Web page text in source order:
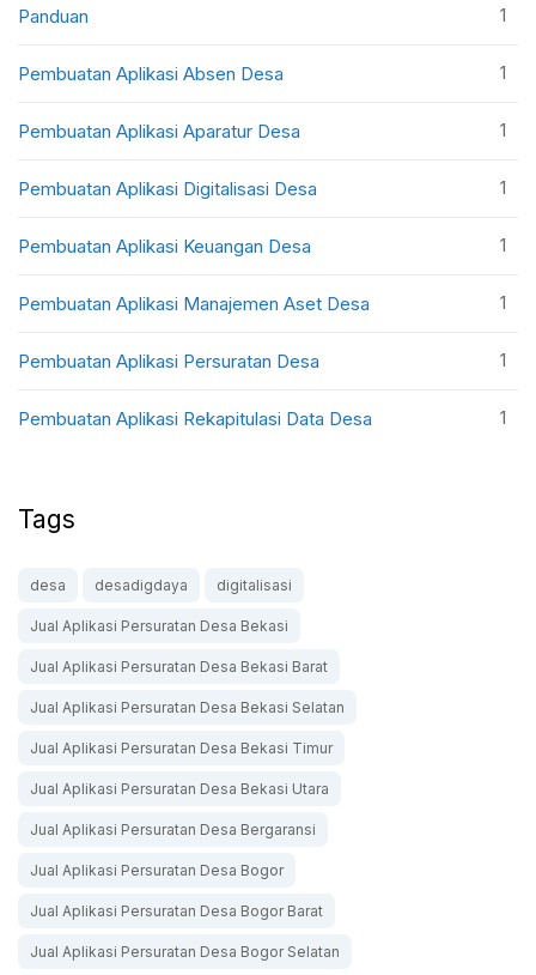
Panduan 1
Pembuatan Aplikasi Absen Desa 1
Pembuatan Aplikasi Aparatur Desa 1
Pembuatan Aplikasi Digitalisasi Desa 1
Pembuatan Aplikasi Keuangan Desa 1
Pembuatan Aplikasi Manajemen Aset Desa 1
Pembuatan Aplikasi Persuratan Desa 1
Pembuatan Aplikasi Rekapitulasi Data Desa 1
Tags
desa desadigdaya digitalisasi
Jual Aplikasi Persuratan Desa Bekasi
Jual Aplikasi Persuratan Desa Bekasi Barat
Jual Aplikasi Persuratan Desa Bekasi Selatan
Jual Aplikasi Persuratan Desa Bekasi Timur
Jual Aplikasi Persuratan Desa Bekasi Utara
Jual Aplikasi Persuratan Desa Bergaransi
Jual Aplikasi Persuratan Desa Bogor
Jual Aplikasi Persuratan Desa Bogor Barat
Jual Aplikasi Persuratan Desa Bogor Selatan